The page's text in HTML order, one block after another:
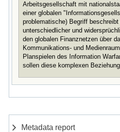
Arbeitsgesellschaft mit
einer globalen
problematische) Begriff beschreibt
unterschiedlicher und
den globalen Finanznetzen über
Kommunikations- und
Planspielen des Information
sollen diese komplexen
Metadata report